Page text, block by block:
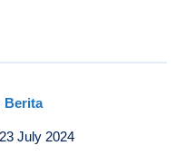
Berita
23 July 2024